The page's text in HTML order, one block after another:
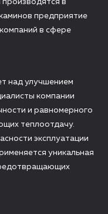
производятся в
предприятие
в сфере
над улучшением
компании
и равномерного
теплоотдачу.
эксплуатации
уникальная